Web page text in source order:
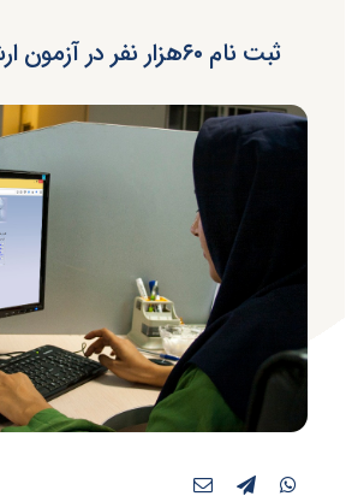
ثبت نام ۶۰هزار نفر در آزمون ارشد پزشکی ۹۷